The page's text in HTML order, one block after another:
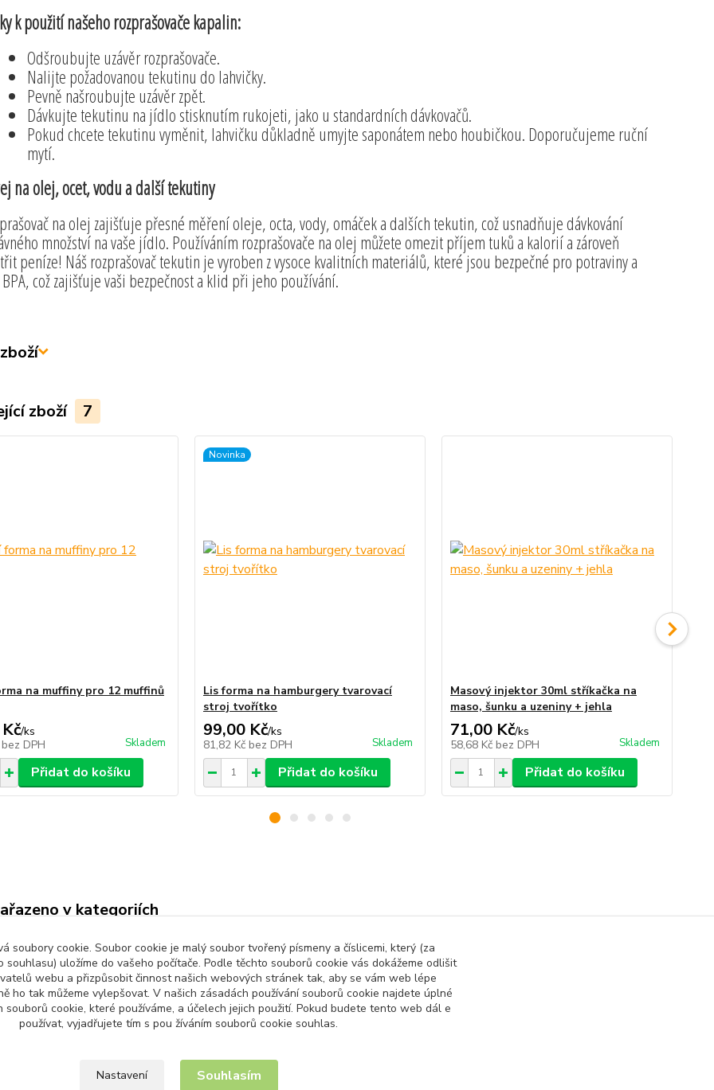
k použití našeho rozprašovače kapalin:
Odšroubujte uzávěr rozprašovače.
Nalijte požadovanou tekutinu do lahvičky.
Pevně našroubujte uzávěr zpět.
Dávkujte tekutinu na jídlo stisknutím rukojeti, jako u standardních dávkovačů.
Pokud chcete tekutinu vyměnit, lahvičku důkladně umyjte saponátem nebo houbičkou. Doporučujeme ruční
mytí.
na olej, ocet, vodu a další tekutiny
na olej zajišťuje přesné měření oleje, octa, vody, omáček a dalších tekutin, což usnadňuje dávkování
množství na vaše jídlo. Používáním rozprašovače na olej můžete omezit příjem tuků a kalorií a zároveň
peníze! Náš rozprašovač tekutin je vyroben z vysoce kvalitních materiálů, které jsou bezpečné pro potraviny a
což zajišťuje vaši bezpečnost a klid při jeho používání.
zboží 7
na muffiny pro 12 muffinů
/ks
bez DPH Skladem
Přidat do košíku
Novinka
Lis forma na hamburgery tvarovací
stroj tvořítko
99,00 Kč/ks
81,82 Kč bez DPH Skladem
Přidat do košíku
Masový injektor 30ml stříkačka na
maso, šunku a uzeniny + jehla
71,00 Kč/ks
58,68 Kč bez DPH Skladem
Přidat do košíku
v kategoriích
produkty Dům a Zahrada Bytové Doplňky
potravin
Upravit sběr cookies.
soubory cookie. Soubor cookie je malý soubor tvořený písmeny a číslicemi, který (za
souhlasu) uložíme do vašeho počítače. Podle těchto souborů cookie vás dokážeme odlišit
webu a přizpůsobit činnost našich webových stránek tak, aby se vám web lépe
ho tak můžeme vylepšovat. V našich zásadách používání souborů cookie najdete úplné
souborů cookie, které používáme, a účelech jejich použití. Pokud budete tento web dál e
používat, vyjadřujete tím s pou žíváním souborů cookie souhlas.
Nastavení Souhlasím